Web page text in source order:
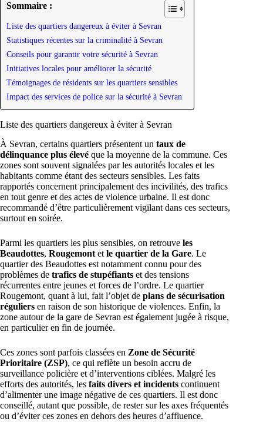
Sommaire :
Liste des quartiers dangereux à éviter à Sevran
Statistiques récentes sur la criminalité à Sevran
Conseils pour garantir votre sécurité à Sevran
Initiatives locales pour améliorer la sécurité
Témoignages de résidents sur les quartiers sensibles
Impact des services de police sur la sécurité à Sevran
Liste des quartiers dangereux à éviter à Sevran
À Sevran, certains quartiers présentent un taux de
délinquance plus élevé que la moyenne de la commune. Ces
zones sont souvent signalées par les autorités locales et les
habitants comme étant des secteurs sensibles. Les faits
rapportés concernent principalement des incivilités, des trafics
en tout genre et des actes de violence urbaine. Il est donc
recommandé d’être particulièrement vigilant dans ces secteurs,
surtout en soirée.
Parmi les quartiers les plus sensibles, on retrouve les
Beaudottes, Rougemont et le quartier de la Gare. Le
quartier des Beaudottes est notamment connu pour des
problèmes de trafics de stupéfiants et des tensions
récurrentes entre jeunes et forces de l’ordre. Le quartier
Rougemont, quant à lui, fait l’objet de plans de sécurisation
réguliers en raison de son historique de violences. Enfin, la
zone autour de la gare de Sevran est également jugée à risque,
en particulier en fin de journée.
Ces zones sont parfois classées en Zone de Sécurité
Prioritaire (ZSP), ce qui reflète un besoin accru de
surveillance policière et d’interventions ciblées. Malgré les
efforts des autorités, les faits divers et incidents continuent
d’alimenter une image négative de ces quartiers. Il est donc
conseillé, autant que possible, de rester sur les axes fréquentés
ou d’éviter ces zones en dehors des heures d’affluence.